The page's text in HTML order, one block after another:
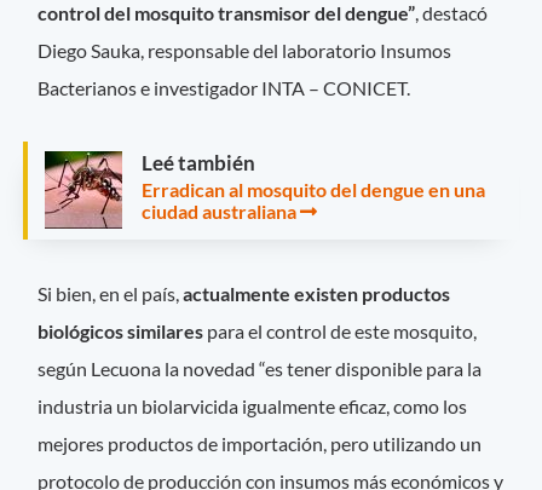
control del mosquito transmisor del dengue”, destacó
Diego Sauka, responsable del laboratorio Insumos
Bacterianos e investigador INTA – CONICET.
Leé también
Erradican al mosquito del dengue en una
ciudad australiana
Si bien, en el país,actualmente existen productos
biológicos similares para el control de este mosquito,
según Lecuona la novedad “es tener disponible para la
industria un biolarvicida igualmente eficaz, como los
mejores productos de importación, pero utilizando un
protocolo de producción con insumos más económicos y